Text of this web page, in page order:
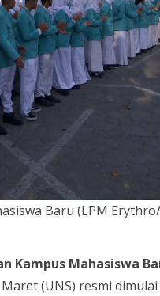
Baru (LPM
Kampus Mahasiswa
(UNS) resmi